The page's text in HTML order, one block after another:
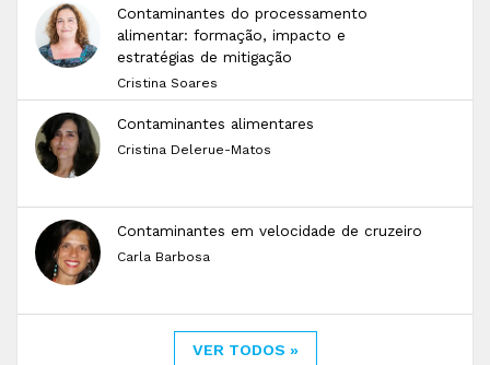
Contaminantes do processamento
alimentar: formação, impacto e
estratégias de mitigação
Cristina Soares
Contaminantes alimentares
Cristina Delerue-Matos
Contaminantes em velocidade de cruzeiro
Carla Barbosa
VER TODOS »